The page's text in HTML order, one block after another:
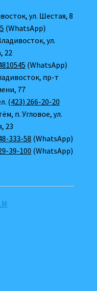
ул. Шестая, 8
(WhatsApp)
ул.
22
(WhatsApp)
пр-т
77
(423) 266-20-20
п. Угловое, ул.
23
333-58 (WhatsApp)
39-100 (WhatsApp)